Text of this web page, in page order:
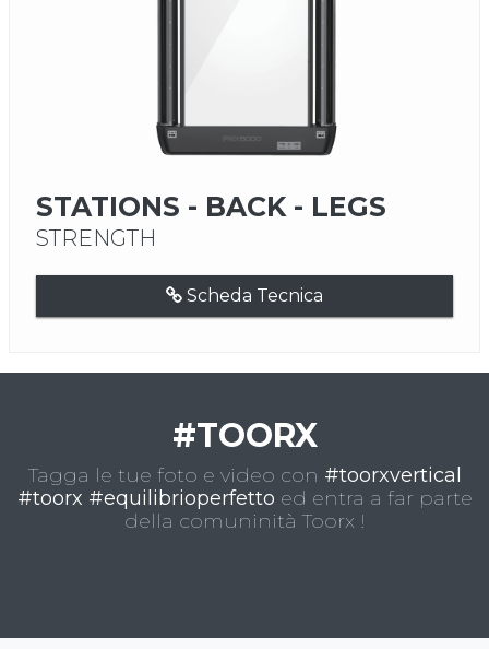
STATIONS - BACK - LEGS
STRENGTH
Scheda Tecnica
#TOORX
Tagga le tue foto e video con #toorxvertical
#toorx #equilibrioperfetto ed entra a far parte
della comuninità Toorx !